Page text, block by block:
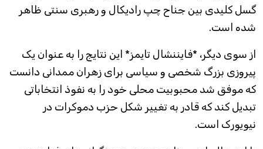
گسل کلیدی بین جناح چپ رادیکال و رهبری سنتی ظاهر
شده است.
از سوی دیگر، *فایننشال تایمز* این نتایج را به عنوان یک
پیروزی بزرگ شخصی و سیاسی برای زهران ممدانی دانست
که موفق شد محبوبیت محلی خود را به نفوذ انتخاباتی
تبدیل کند که قادر به تغییر شکل حزب دموکرات در
نیویورک است.